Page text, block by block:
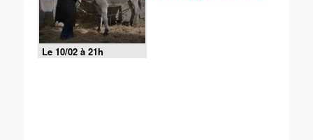
Le 10/02 à 21h